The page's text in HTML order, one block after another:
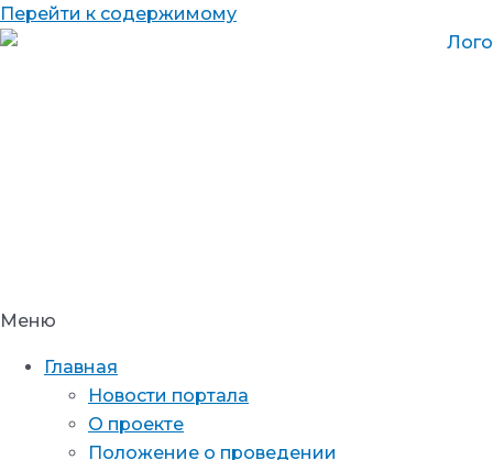
Перейти к содержимому
Меню
Главная
Новости портала
О проекте
Положение о проведении